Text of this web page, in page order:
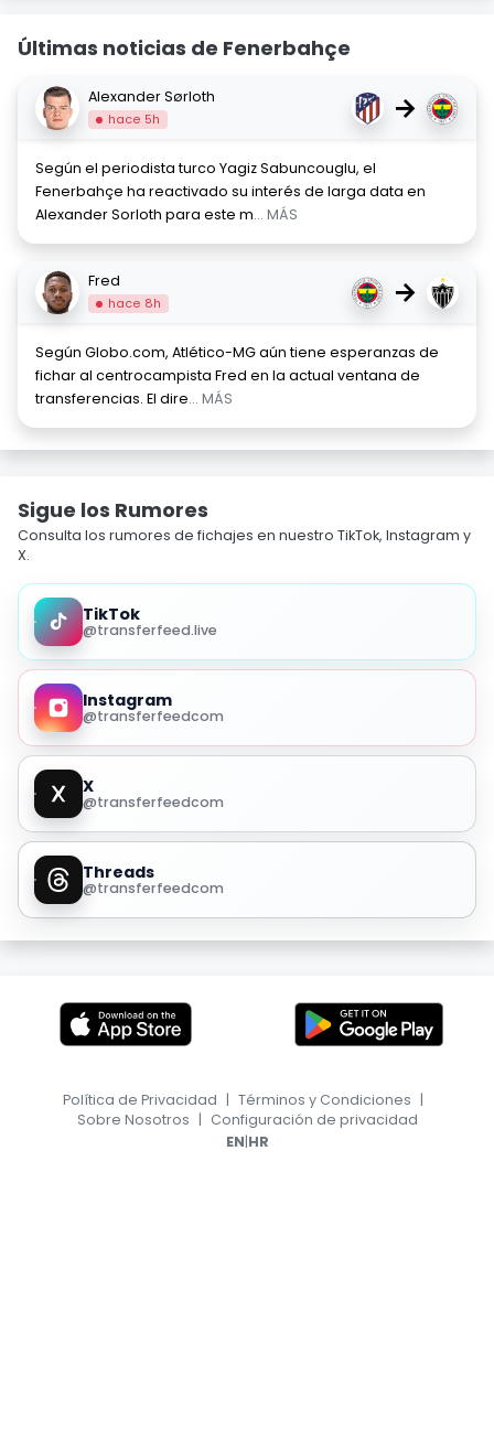
Últimas noticias de Fenerbahçe
Alexander Sørloth
hace 5h →
Según el periodista turco Yagiz Sabuncouglu, el
Fenerbahçe ha reactivado su interés de larga data en
Alexander Sorloth para este m... MÁS
Fred
hace 8h →
Según Globo.com, Atlético-MG aún tiene esperanzas de
fichar al centrocampista Fred en la actual ventana de
transferencias. El dire... MÁS
Sigue los Rumores
Consulta los rumores de fichajes en nuestro TikTok, Instagram y
X.
TikTok
@transferfeed.live
Instagram
@transferfeedcom
X
@transferfeedcom
Threads
@transferfeedcom
Política de Privacidad | Términos y Condiciones |
Sobre Nosotros | Configuración de privacidad
EN|HR